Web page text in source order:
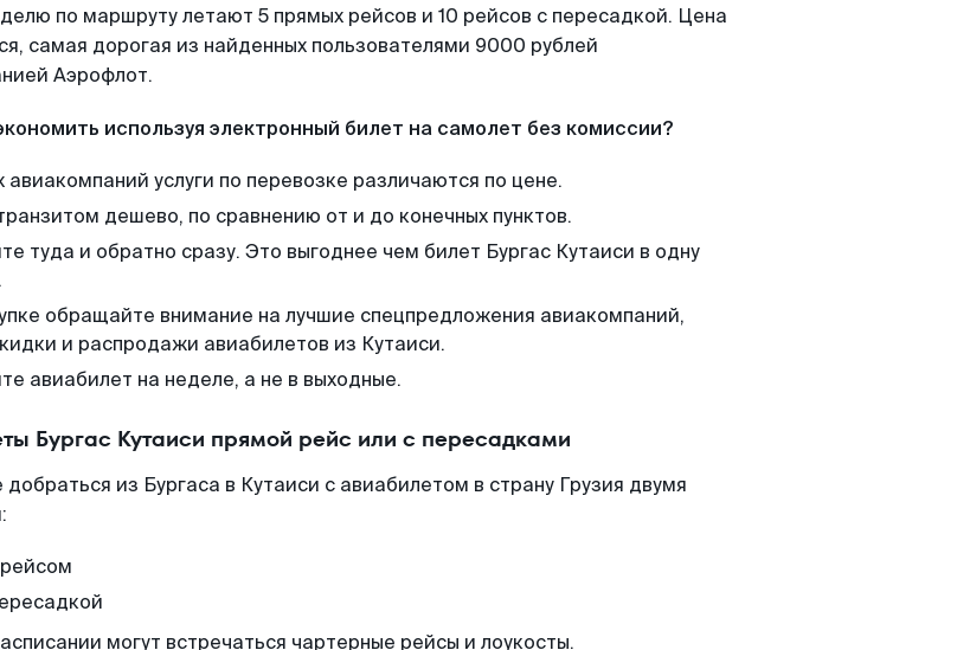
по маршруту летают 5 прямых рейсов и 10 рейсов с пересадкой. Цена
самая дорогая из найденных пользователями 9000 рублей
Аэрофлот.
используя электронный билет на самолет без комиссии?
авиакомпаний услуги по перевозке различаются по цене.
дешево, по сравнению от и до конечных пунктов.
туда и обратно сразу. Это выгоднее чем билет Бургас Кутаиси в одну
обращайте внимание на лучшие спецпредложения авиакомпаний,
и распродажи авиабилетов из Кутаиси.
авиабилет на неделе, а не в выходные.
Бургас Кутаиси прямой рейс или с пересадками
из Бургаса в Кутаиси с авиабилетом в страну Грузия двумя
могут встречаться чартерные рейсы и лоукосты.